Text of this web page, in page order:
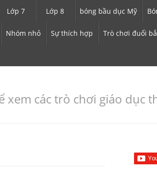
Lớp 7 Lớp 8 bóng bầu dục Mỹ
Nhóm nhỏ Sự thích hợp Trò chơi đuổi
các trò chơi giáo dục